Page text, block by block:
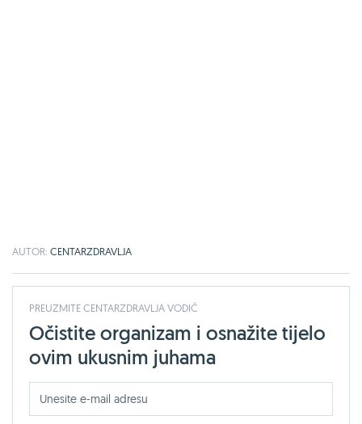
AUTOR: CENTARZDRAVLJA
PREUZMITE CENTARZDRAVLJA VODIČ
Očistite organizam i osnažite tijelo
ovim ukusnim juhama